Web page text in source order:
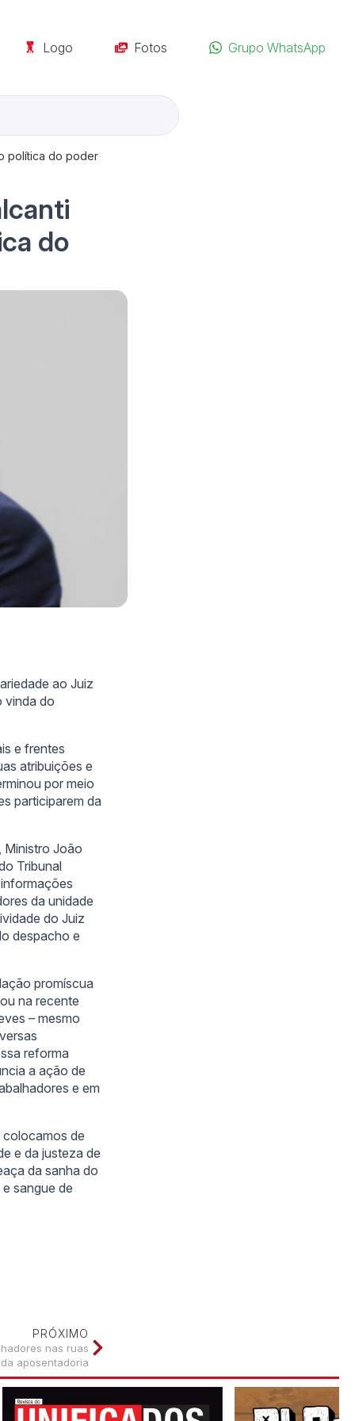
Logo Fotos Grupo WhatsApp
política do poder
do
ao Juiz
vinda do
e frentes
atribuições e
por meio
participarem da
Ministro João
Tribunal
da unidade
do Juiz
despacho e
promíscua
na recente
– mesmo
reforma
a ação de
e em
colocamos de
e da justeza de
da sanha do
sangue de
PRÓXIMO
nas ruas
aposentadoria